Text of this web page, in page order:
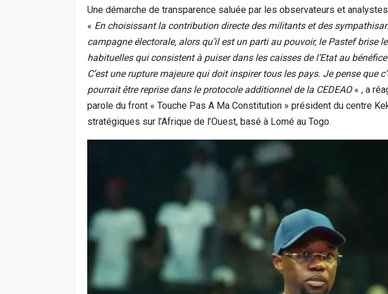
Une démarche de transparence saluée par les observateurs et
« En choisissant la contribution directe des militants et des
campagne électorale, alors qu’il est un parti au pouvoir, le Pastef brise
habituelles qui consistent à puiser dans les caisses de l’Etat au
C’est une rupture majeure qui doit inspirer tous les pays. Je pense que
pourrait être reprise dans le protocole additionnel de la CEDEAO« , a
parole du front « Touche Pas A Ma Constitution » président du centre
stratégiques sur l’Afrique de l’Ouest, basé à Lomé au Togo.